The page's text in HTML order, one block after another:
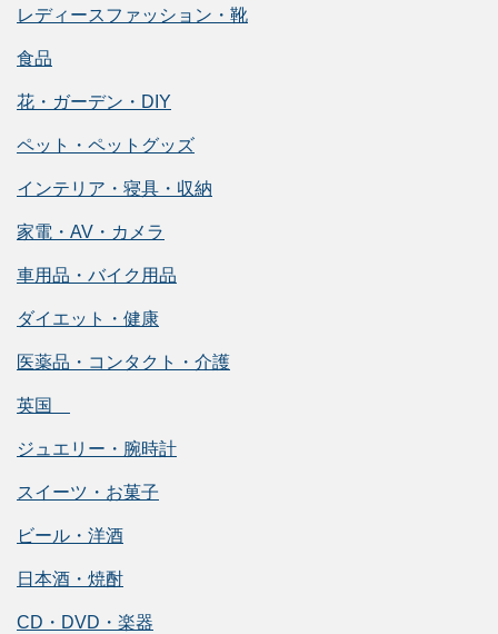
レディースファッション・靴
食品
花・ガーデン・DIY
ペット・ペットグッズ
インテリア・寝具・収納
家電・AV・カメラ
車用品・バイク用品
ダイエット・健康
医薬品・コンタクト・介護
英国
ジュエリー・腕時計
スイーツ・お菓子
ビール・洋酒
日本酒・焼酎
CD・DVD・楽器